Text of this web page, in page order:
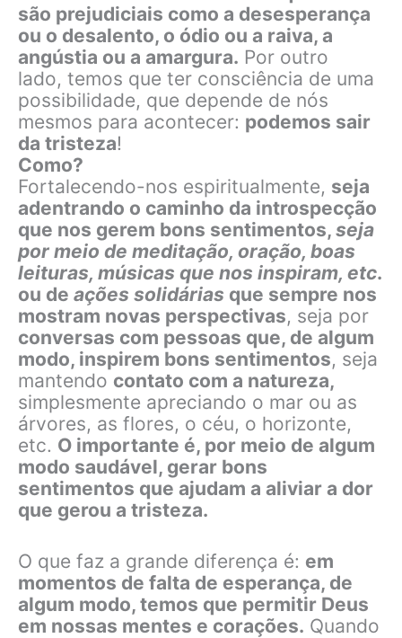
são prejudiciais como a desesperança
ou o desalento, o ódio ou a raiva, a
angústia ou a amargura. Por outro
lado, temos que ter consciência de uma
possibilidade, que depende de nós
mesmos para acontecer: podemos sair
da tristeza!
Como?
Fortalecendo-nos espiritualmente, seja
adentrando o caminho da introspecção
que nos gerem bons sentimentos, seja
por meio de meditação, oração, boas
leituras, músicas que nos inspiram, etc.
ou de ações solidárias que sempre nos
mostram novas perspectivas, seja por
conversas com pessoas que, de algum
modo, inspirem bons sentimentos, seja
mantendo contato com a natureza,
simplesmente apreciando o mar ou as
árvores, as flores, o céu, o horizonte,
etc. O importante é, por meio de algum
modo saudável, gerar bons
sentimentos que ajudam a aliviar a dor
que gerou a tristeza.
O que faz a grande diferença é: em
momentos de falta de esperança, de
algum modo, temos que permitir Deus
em nossas mentes e corações. Quando